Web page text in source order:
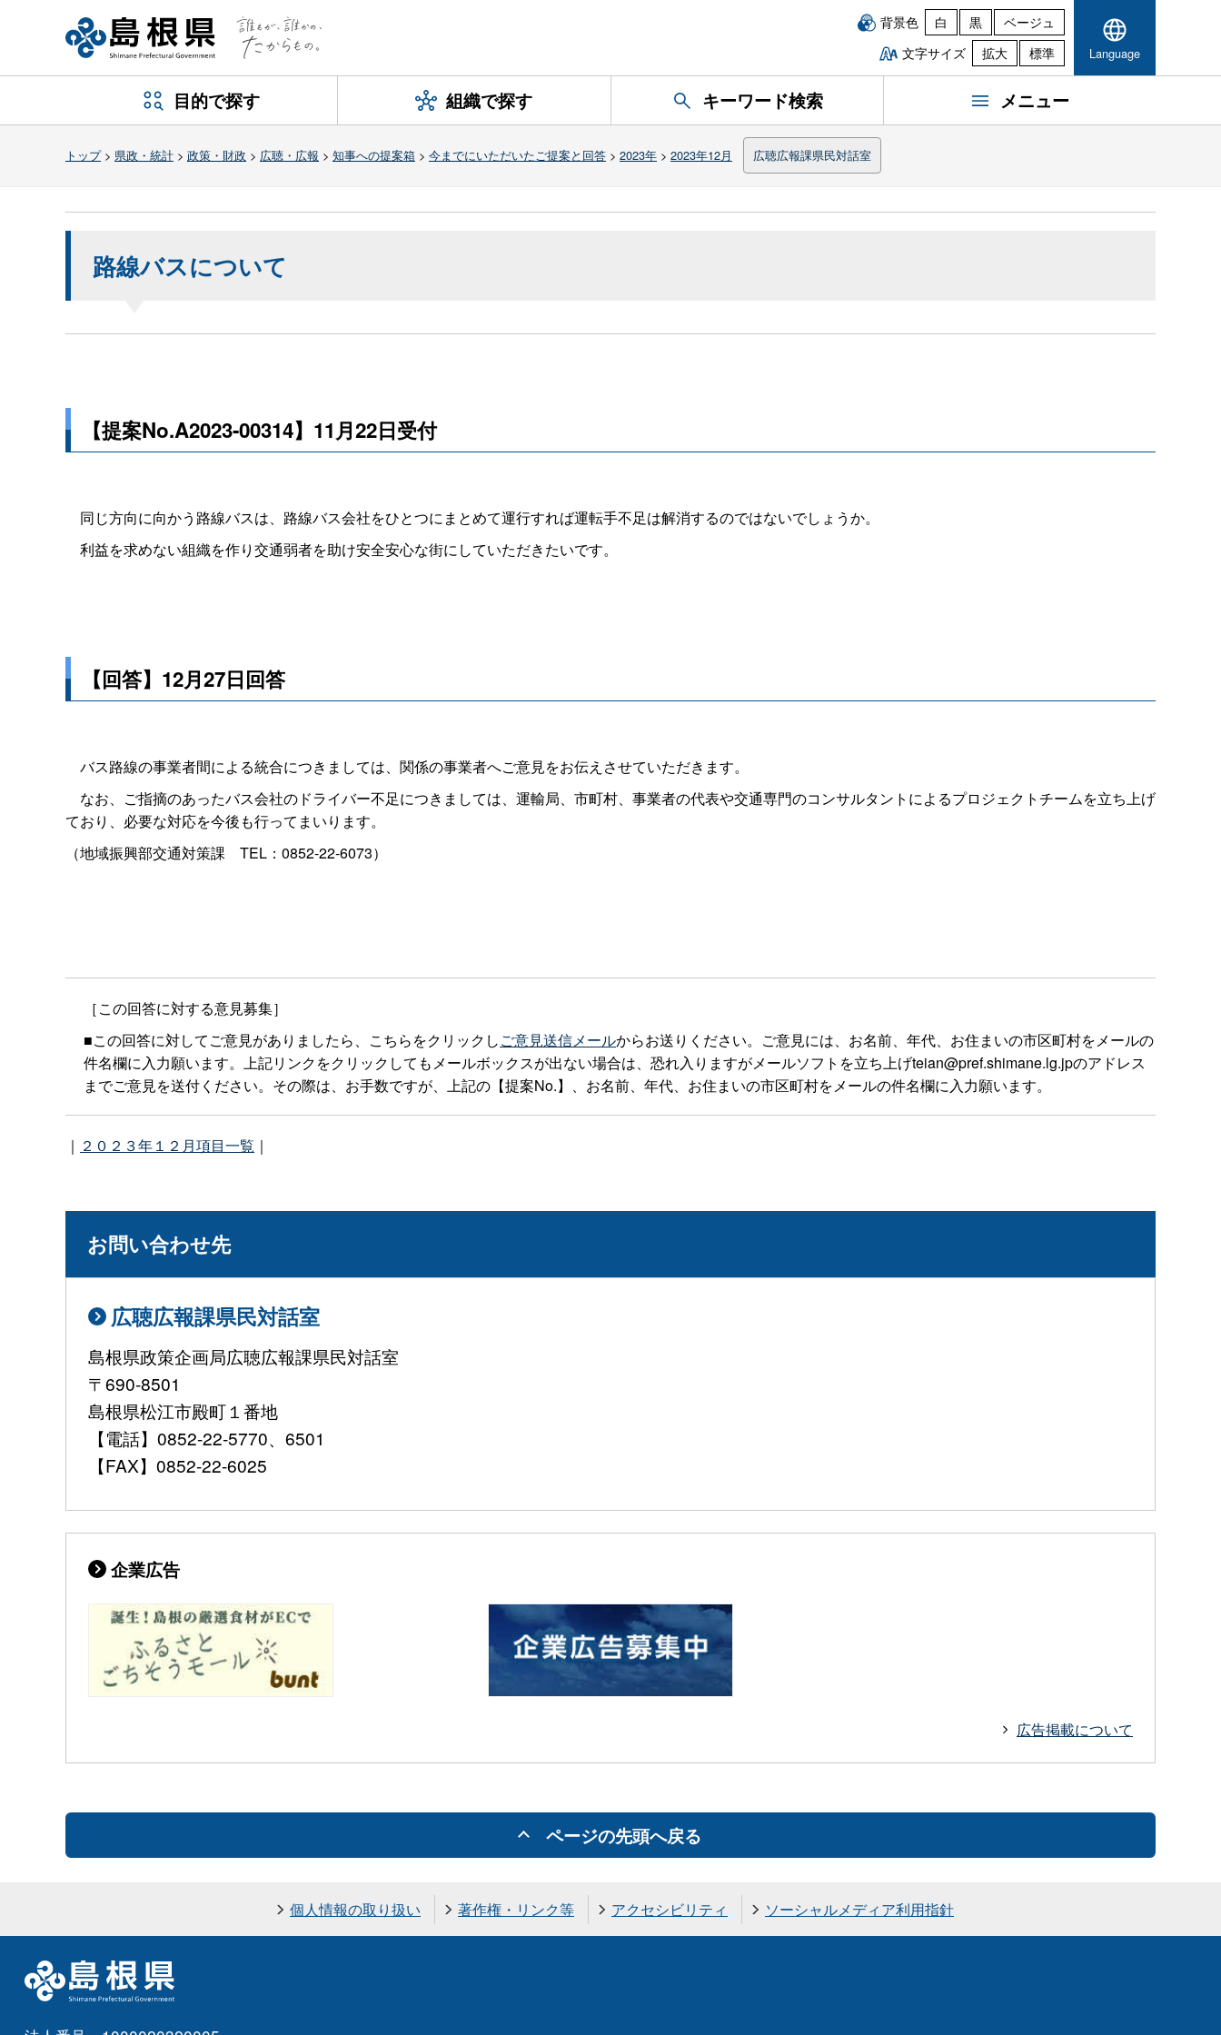
背景色 白 黒
ベージュ
文字サイズ
拡大 標準 Language
目的で探す 組織で探す キーワード検索 メニュー
トップ> 県政・統計 > 政策・財政 > 広聴・広報 > 知事への提案箱 > 今までにいただいたご提案と回答 > 2023年 > 2023年12月 広聴広報課県民対話室
路線バスについて
【提案No.A2023-00314】11月22日受付
同じ方向に向かう路線バスは、路線バス会社をひとつにまとめて運行すれば運転手不足は解消するのではないでしょうか。
利益を求めない組織を作り交通弱者を助け安全安心な街にしていただきたいです。
【回答】12月27日回答
バス路線の事業者間による統合につきましては、関係の事業者へご意見をお伝えさせていただきます。
なお、ご指摘のあったバス会社のドライバー不足につきましては、運輸局、市町村、事業者の代表や交通専門のコンサルタントによるプロジェクトチームを立ち上げ
ており、必要な対応を今後も行ってまいります。
（地域振興部交通対策課 TEL：0852-22-6073）
［この回答に対する意見募集］
■この回答に対してご意見がありましたら、こちらをクリックしご意見送信メールからお送りください。ご意見には、お名前、年代、お住まいの市区町村をメールの
件名欄に入力願います。上記リンクをクリックしてもメールボックスが出ない場合は、恐れ入りますがメールソフトを立ち上げteian@pref.shimane.lg.jpのアドレス
までご意見を送付ください。その際は、お手数ですが、上記の【提案No.】、お名前、年代、お住まいの市区町村をメールの件名欄に入力願います。
｜ ２０２３年１２月項目一覧 ｜
お問い合わせ先
広聴広報課県民対話室
島根県政策企画局広聴広報課県民対話室
〒690-8501
島根県松江市殿町１番地
【電話】0852-22-5770、6501
【FAX】0852-22-6025
企業広告
広告掲載について
ページの先頭へ戻る
個人情報の取り扱い 著作権・リンク等 アクセシビリティ ソーシャルメディア利用指針